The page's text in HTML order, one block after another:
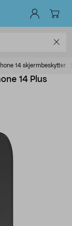
14 skjermbeskytter
14 Plus